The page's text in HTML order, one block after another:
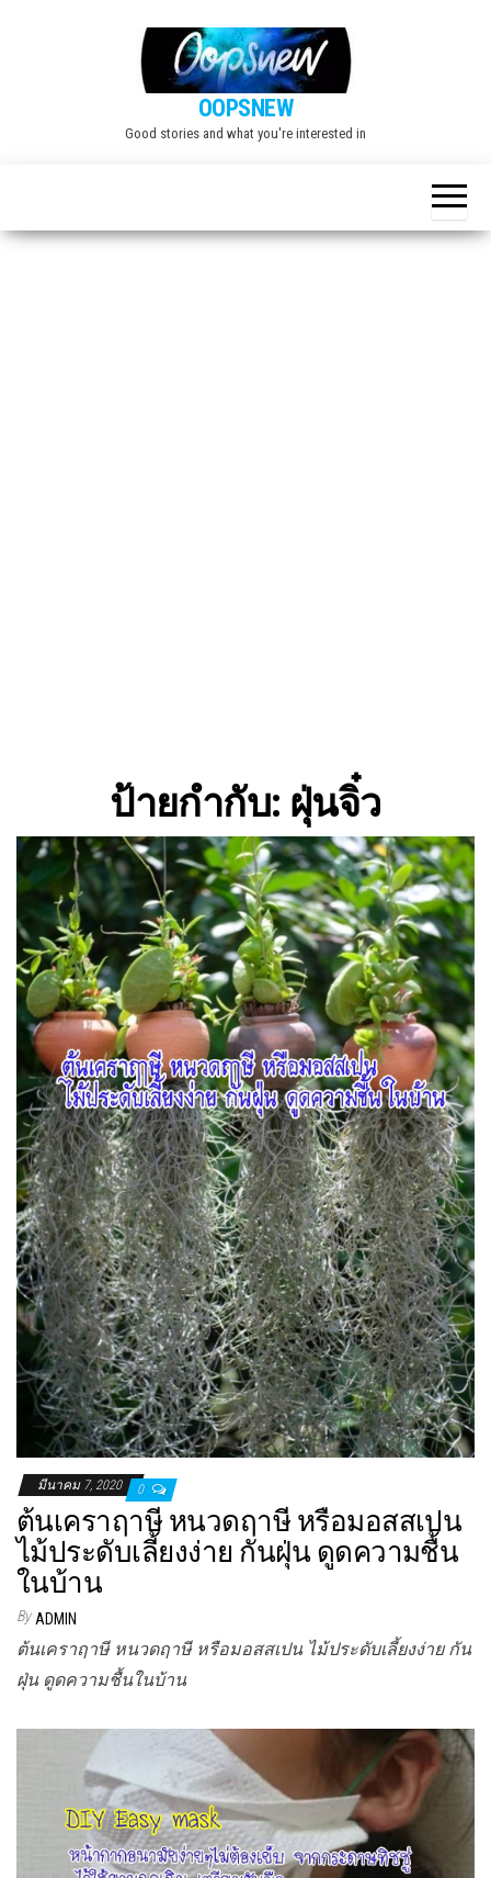
OOPSNEW
Good stories and what you're interested in
ป้ายกำกับ: ฝุ่นจิ๋ว
มีนาคม 7, 2020 0
ต้นเคราฤาษี หนวดฤาษี หรือมอสสเปน
ไม้ประดับเลี้ยงง่าย กันฝุ่น ดูดความชื้น
ในบ้าน
By ADMIN
ต้นเคราฤาษี หนวดฤาษี หรือมอสสเปน ไม้ประดับเลี้ยงง่าย กัน
ฝุ่น ดูดความชื้นในบ้าน